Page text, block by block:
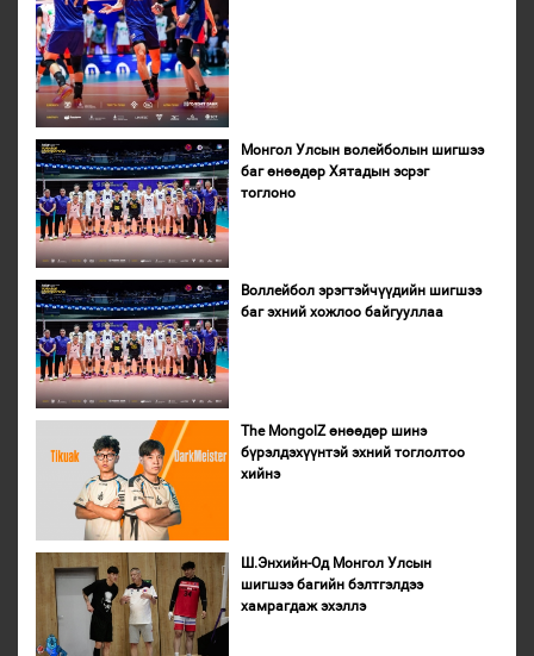
Монгол Улсын волейболын шигшээ
баг өнөөдөр Хятадын эсрэг
тоглоно
Воллейбол эрэгтэйчүүдийн шигшээ
баг эхний хожлоо байгууллаа
The MongolZ өнөөдөр шинэ
бүрэлдэхүүнтэй эхний тоглолтоо
хийнэ
Ш.Энхийн-Од Монгол Улсын
шигшээ багийн бэлтгэлдээ
хамрагдаж эхэллэ